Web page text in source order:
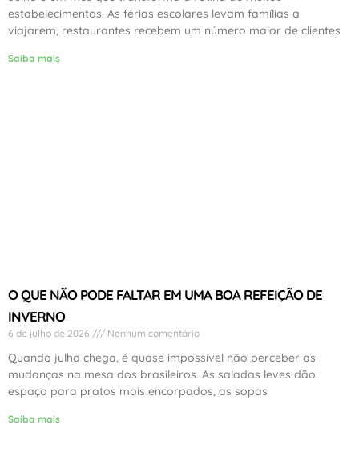
estabelecimentos. As férias escolares levam famílias a
viajarem, restaurantes recebem um número maior de clientes
Saiba mais
O QUE NÃO PODE FALTAR EM UMA BOA REFEIÇÃO DE
INVERNO
6 de julho de 2026 Nenhum comentário
Quando julho chega, é quase impossível não perceber as
mudanças na mesa dos brasileiros. As saladas leves dão
espaço para pratos mais encorpados, as sopas
Saiba mais